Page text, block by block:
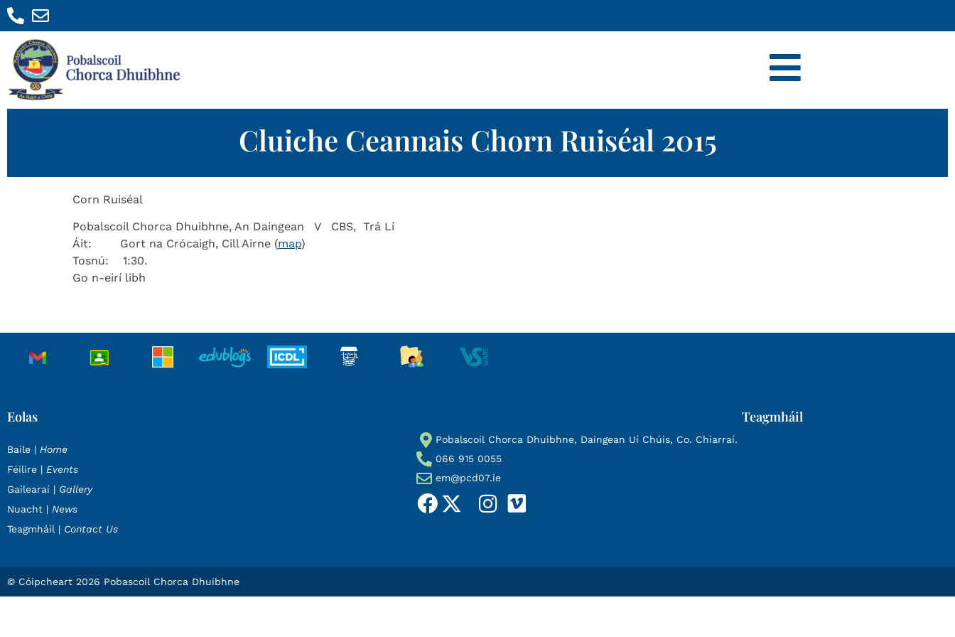
Cluiche Ceannais Chorn Ruiséal 2015
Corn Ruiséal
Pobalscoil Chorca Dhuibhne, An Daingean V CBS, Trá Lí
Áit: Gort na Crócaigh, Cill Airne (map)
Tosnú: 1:30.
Go n-eirí libh
Eolas
Baile | Home
Féilire | Events
Gailearaí | Gallery
Nuacht | News
Teagmháil | Contact Us
Teagmháil
Pobalscoil Chorca Dhuibhne, Daingean Uí Chúis, Co. Chiarraí.
066 915 0055
em@pcd07.ie
© Cóipcheart 2026 Pobascoil Chorca Dhuibhne